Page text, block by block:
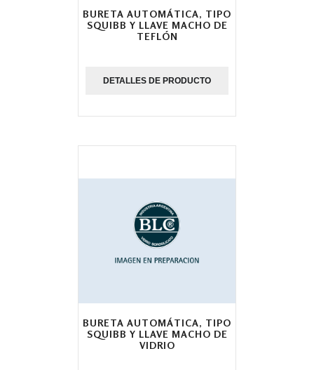
BURETA AUTOMÁTICA, TIPO
SQUIBB Y LLAVE MACHO DE
TEFLÓN
DETALLES DE PRODUCTO
BURETA AUTOMÁTICA, TIPO
SQUIBB Y LLAVE MACHO DE
VIDRIO